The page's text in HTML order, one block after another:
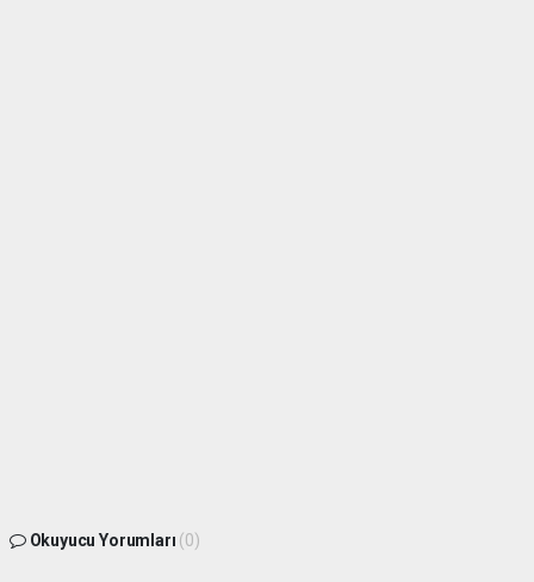
Okuyucu Yorumları (0)